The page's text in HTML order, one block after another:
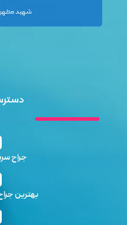
شهید مطهری
جراح
بهترین